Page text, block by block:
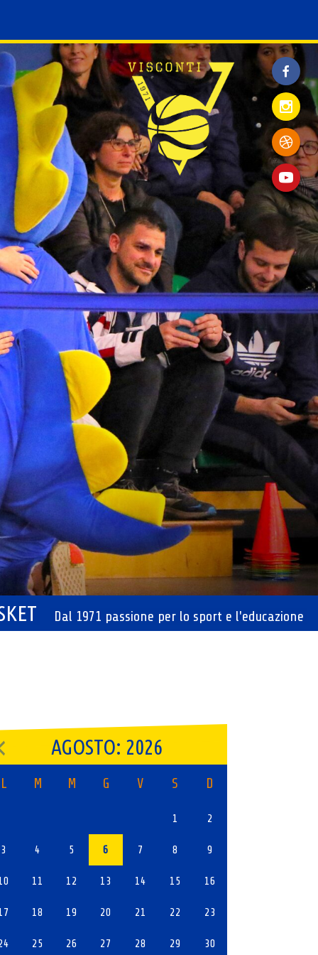
Dal 1971 passione per lo sport e l'educazione
AGOSTO: 2026
L M M G V S D
1 2
3 4 5 6 7 8 9
11 12 13 14 15 16
18 19 20 21 22 23
25 26 27 28 29 30